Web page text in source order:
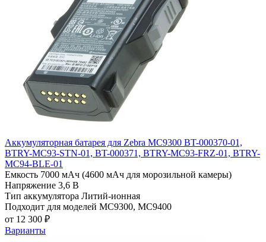
Аккумуляторная батарея для Zebra MC9300 BT-000370-01,
BTRY-MC93-STN-01, BT-000371, BTRY-MC93-FRZ-01, BTRY-
MC94-BLE-01
Емкость 7000 мАч (4600 мАч для морозильной камеры)
Напряжение 3,6 В
Тип аккумулятора Литий-ионная
Подходит для моделей MC9300, MC9400
от 12 300 ₽
Варианты